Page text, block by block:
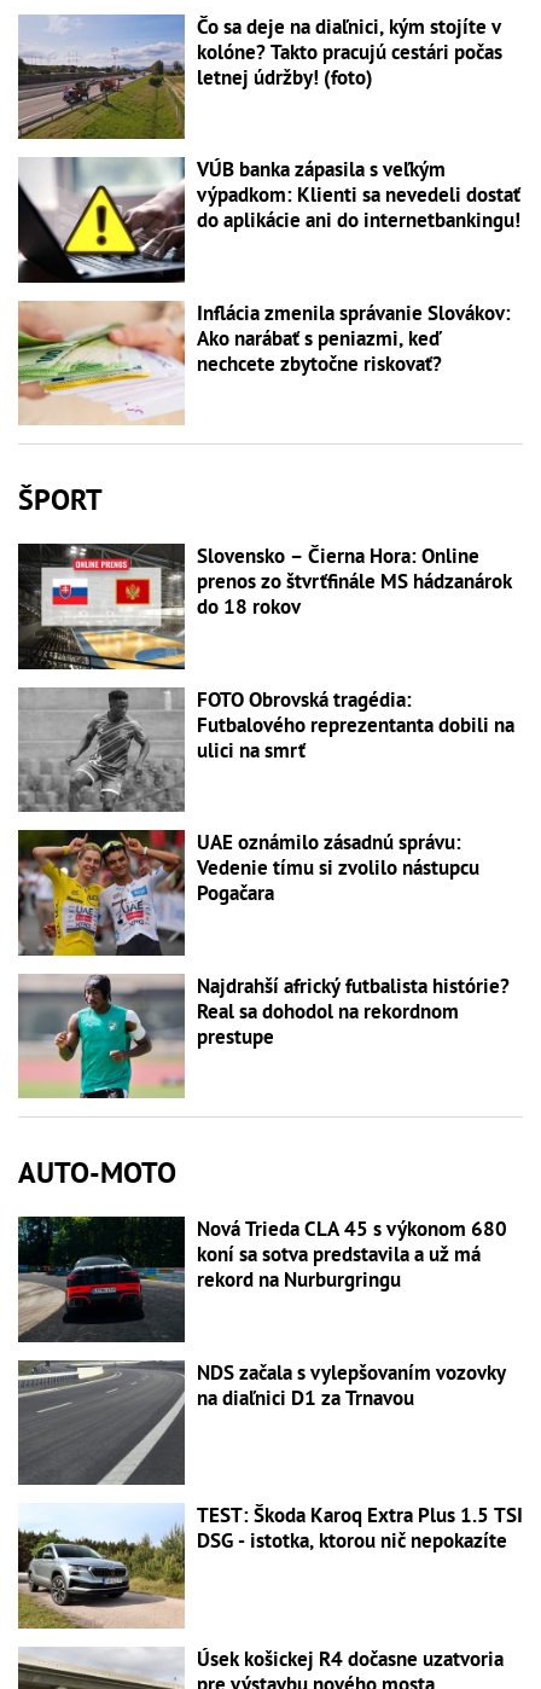
Čo sa deje na diaľnici, kým stojíte v
kolóne? Takto pracujú cestári počas
letnej údržby! (foto)
VÚB banka zápasila s veľkým
výpadkom: Klienti sa nevedeli dostať
do aplikácie ani do internetbankingu!
Inflácia zmenila správanie Slovákov:
Ako narábať s peniazmi, keď
nechcete zbytočne riskovať?
ŠPORT
Slovensko – Čierna Hora: Online
prenos zo štvrťfinále MS hádzanárok
do 18 rokov
FOTO Obrovská tragédia:
Futbalového reprezentanta dobili na
ulici na smrť
UAE oznámilo zásadnú správu:
Vedenie tímu si zvolilo nástupcu
Pogačara
Najdrahší africký futbalista histórie?
Real sa dohodol na rekordnom
prestupe
AUTO-MOTO
Nová Trieda CLA 45 s výkonom 680
koní sa sotva predstavila a už má
rekord na Nurburgringu
NDS začala s vylepšovaním vozovky
na diaľnici D1 za Trnavou
TEST: Škoda Karoq Extra Plus 1.5 TSI
DSG - istotka, ktorou nič nepokazíte
Úsek košickej R4 dočasne uzatvoria